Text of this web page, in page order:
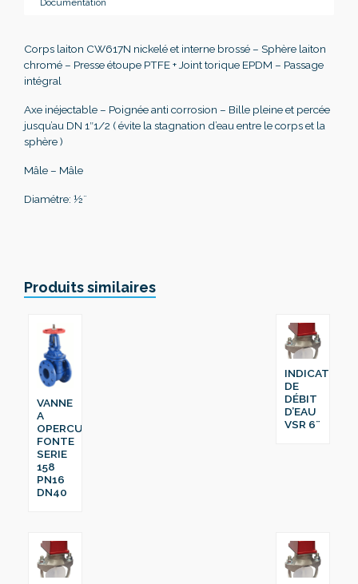
Corps laiton CW617N nickelé et interne brossé – Sphère laiton
chromé – Presse étoupe PTFE + Joint torique EPDM – Passage
intégral
Axe inéjectable – Poignée anti corrosion – Bille pleine et percée
jusqu’au DN 1″1/2 ( évite la stagnation d’eau entre le corps et la
sphère )
Mâle – Mâle
Diamétre: ½¨
Produits similaires
VANNE
A
OPERCULE
FONTE
SERIE
158
PN16
DN40
INDICATEUR
DE
DÉBIT
D’EAU
VSR 6¨